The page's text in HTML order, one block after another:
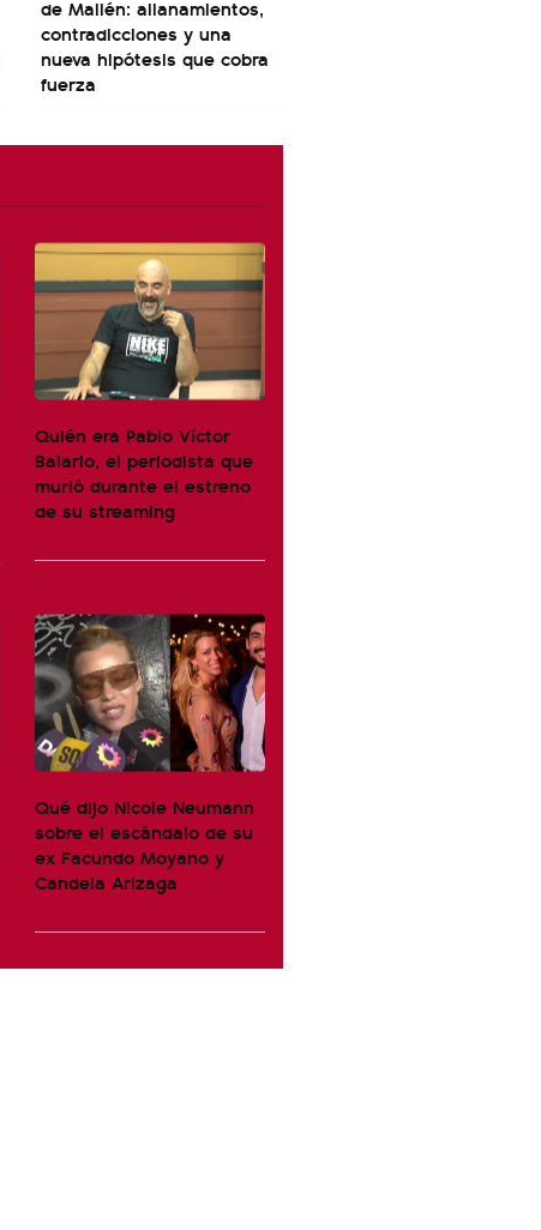
de Mailén: allanamientos,
contradicciones y una
nueva hipótesis que cobra
fuerza
Quién era Pablo Víctor
Balario, el periodista que
murió durante el estreno
de su streaming
Qué dijo Nicole Neumann
sobre el escándalo de su
ex Facundo Moyano y
Candela Arizaga